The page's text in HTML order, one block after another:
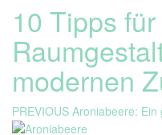
10 Tipps
modernen
PREVIOUS Previous
post:
Aroniabeere: Ein